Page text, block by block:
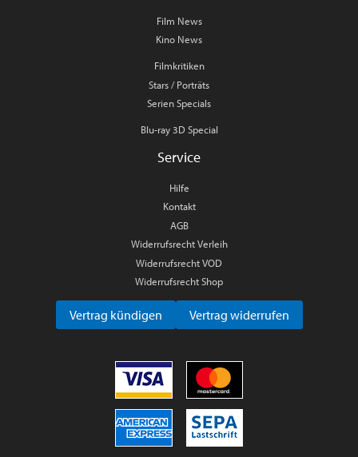
Film News
Kino News
Filmkritiken
Stars / Porträts
Serien Specials
Blu-ray 3D Special
Service
Hilfe
Kontakt
AGB
Widerrufsrecht Verleih
Widerrufsrecht VOD
Widerrufsrecht Shop
Vertrag kündigen Vertrag widerrufen